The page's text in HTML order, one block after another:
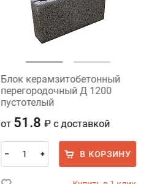
Блок керамзитобетонный
перегородочный Д 1200
пустотелый
от 51.8₽с доставкой
– + В КОРЗИНУ